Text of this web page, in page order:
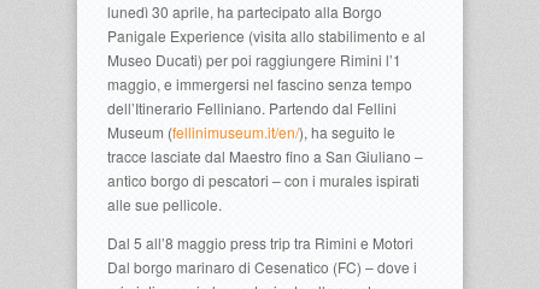
lunedì 30 aprile, ha partecipato alla Borgo
Panigale Experience (visita allo stabilimento e al
Museo Ducati) per poi raggiungere Rimini l’1
maggio, e immergersi nel fascino senza tempo
dell’Itinerario Felliniano. Partendo dal Fellini
Museum (fellinimuseum.it/en/), ha seguito le
tracce lasciate dal Maestro fino a San Giuliano –
antico borgo di pescatori – con i murales ispirati
alle sue pellicole.
Dal 5 all’8 maggio press trip tra Rimini e Motori
Dal borgo marinaro di Cesenatico (FC) – dove i